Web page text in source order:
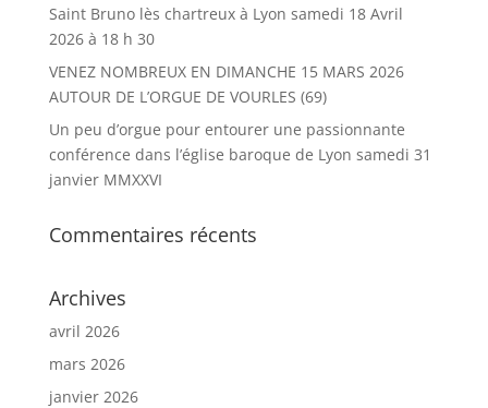
Saint Bruno lès chartreux à Lyon samedi 18 Avril
2026 à 18 h 30
VENEZ NOMBREUX EN DIMANCHE 15 MARS 2026
AUTOUR DE L’ORGUE DE VOURLES (69)
Un peu d’orgue pour entourer une passionnante
conférence dans l’église baroque de Lyon samedi 31
janvier MMXXVI
Commentaires récents
Archives
avril 2026
mars 2026
janvier 2026